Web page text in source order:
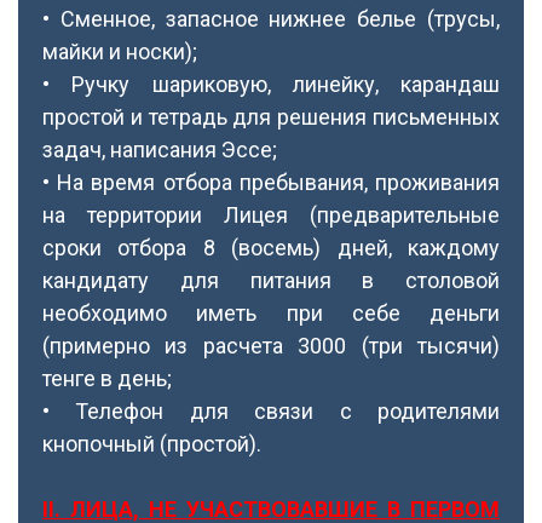
• Сменное, запасное нижнее белье (трусы,
майки и носки);
• Ручку шариковую, линейку, карандаш
простой и тетрадь для решения письменных
задач, написания Эссе;
• На время отбора пребывания, проживания
на территории Лицея (предварительные
сроки отбора 8 (восемь) дней, каждому
кандидату для питания в столовой
необходимо иметь при себе деньги
(примерно из расчета 3000 (три тысячи)
тенге в день;
• Телефон для связи с родителями
кнопочный (простой).
ІІ. ЛИЦА, НЕ УЧАСТВОВАВШИЕ В ПЕРВОМ